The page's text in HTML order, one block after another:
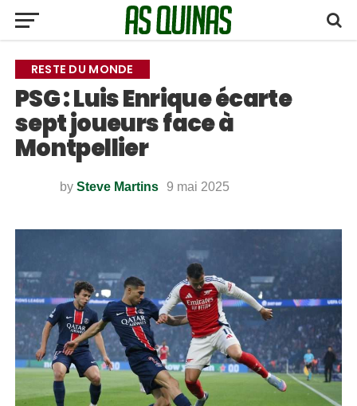
RESTE DU MONDE
PSG : Luis Enrique écarte
sept joueurs face à
Montpellier
by Steve Martins 9 mai 2025